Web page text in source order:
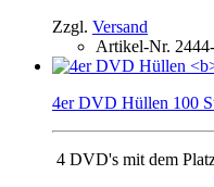
Zzgl. Versand
Artikel-Nr.
4er DVD Hüllen 100
4 DVD's mit dem